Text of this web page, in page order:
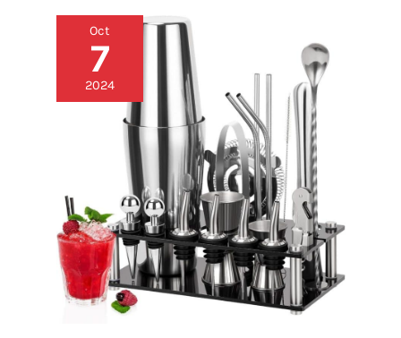
Oct
7
2024